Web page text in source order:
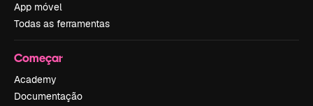
App móvel
Todas as ferramentas
Começar
Academy
Documentação